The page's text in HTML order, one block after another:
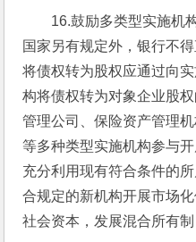
16.鼓励多类型实施机
国家另有规定外，银行不
将债权转为股权应通过向
构将债权转为对象企业股
管理公司、保险资产管理
等多种类型实施机构参与
充分利用现有符合条件的
合规定的新机构开展市场
社会资本，发展混合所有制